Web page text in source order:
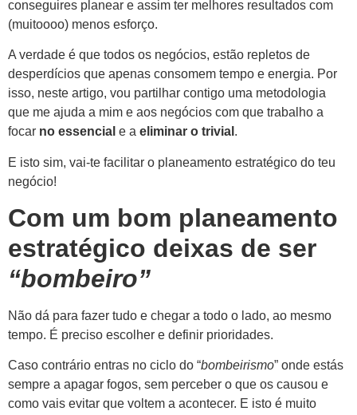
conseguires planear e assim ter melhores resultados com
(muitoooo) menos esforço.
A verdade é que todos os negócios, estão repletos de
desperdícios que apenas consomem tempo e energia. Por
isso, neste artigo, vou partilhar contigo uma metodologia
que me ajuda a mim e aos negócios com que trabalho a
focar no essencial e a eliminar o trivial .
E isto sim, vai-te facilitar o planeamento estratégico do teu
negócio!
Com um bom planeamento
estratégico deixas de ser
“bombeiro”
Não dá para fazer tudo e chegar a todo o lado, ao mesmo
tempo. É preciso escolher e definir prioridades.
Caso contrário entras no ciclo do “bombeirismo” onde estás
sempre a apagar fogos, sem perceber o que os causou e
como vais evitar que voltem a acontecer. E isto é muito